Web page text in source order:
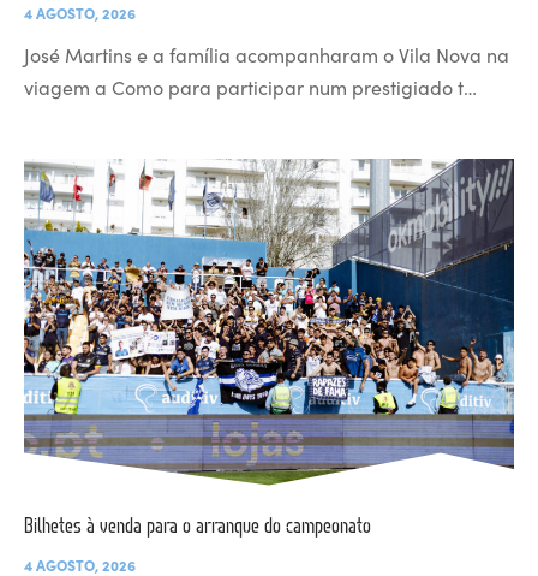
4 AGOSTO, 2026
José Martins e a família acompanharam o Vila Nova na
viagem a Como para participar num prestigiado t…
Bilhetes à venda para o arranque do campeonato
4 AGOSTO, 2026